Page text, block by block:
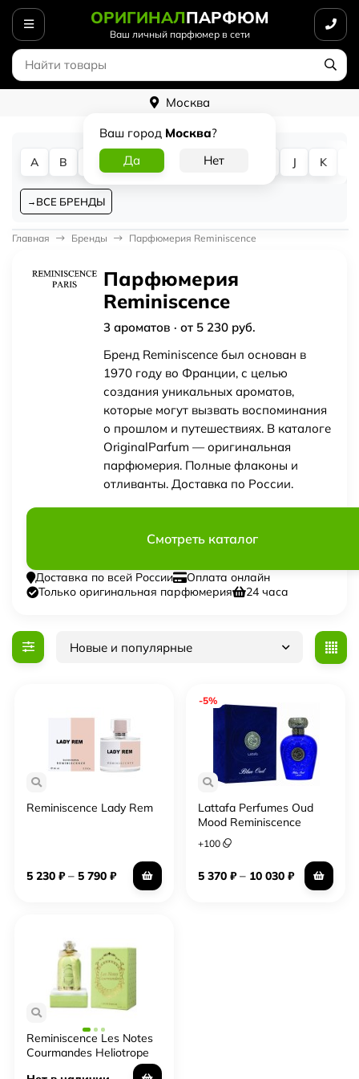
ОРИГИНАЛПАРФЮМ
Ваш личный парфюмер в сети
Москва
Ваш город Москва?
A B D G J K
ВСЕ БРЕНДЫ
Главная Бренды Парфюмерия Reminiscence
Парфюмерия
Reminiscence
3 ароматов · от 5 230 руб.
Бренд Reminiscence был основан в
1970 году во Франции, с целью
создания уникальных ароматов,
которые могут вызвать воспоминания
о прошлом и путешествиях. В каталоге
OriginalParfum — оригинальная
парфюмерия. Полные флаконы и
отливанты. Доставка по России.
Смотреть каталог
Доставка по всей России
Оплата онлайн
Только оригинальная парфюмерия
24 часа
Новые и популярные
Reminiscence Lady Rem
5 230 ₽– 5 790 ₽
-5%
Lattafa Perfumes Oud
Mood Reminiscence
+100
5 370 ₽– 10 030 ₽
Reminiscence Les Notes
Courmandes Heliotrope